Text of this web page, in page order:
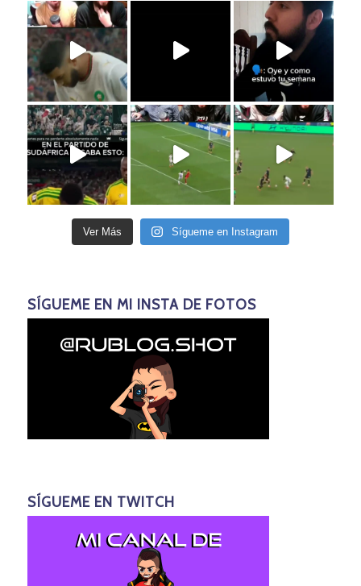
Ver Más Sígueme en Instagram
SÍGUEME EN MI INSTA DE FOTOS
SÍGUEME EN TWITCH